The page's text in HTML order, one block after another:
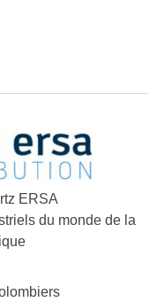
ERSA
du monde de la